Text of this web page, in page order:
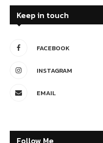
Keep in touch
FACEBOOK
INSTAGRAM
EMAIL
Follow Me